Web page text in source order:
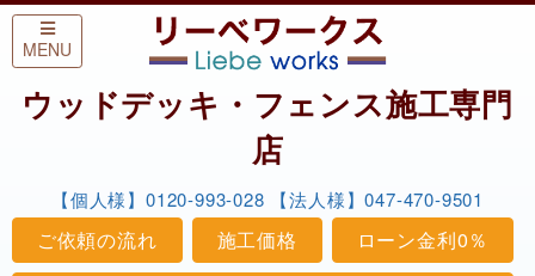
Skip to content
MENU
ウッドデッキ・フェンス施工専門
店
【個人様】0120-993-028 【法人様】047-470-9501
ご依頼の流れ 施工価格
ローン金利0％